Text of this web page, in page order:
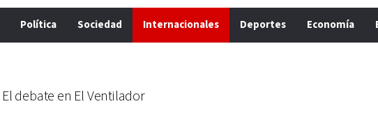
Política Sociedad Internacionales Deportes Economía
El debate en El Ventilador